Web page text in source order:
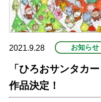
2021.9.28 お知らせ
「ひろおサンタカ
作品決定！